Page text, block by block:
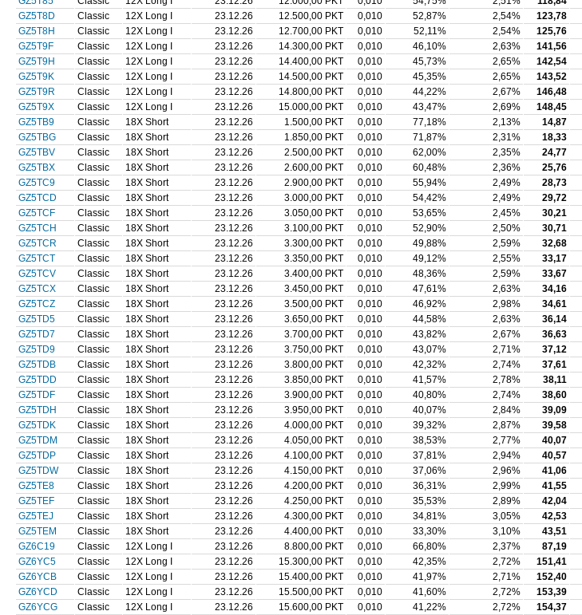
GZ5T8D
Classic 12X Long I 23.12.26 12.500,00 PKT 0,010 52,87% 2,54% 123,78
GZ5T8H
Classic 12X Long I 23.12.26 12.700,00 PKT 0,010 52,11% 2,54% 125,76
GZ5T9F
Classic 12X Long I 23.12.26 14.300,00 PKT 0,010 46,10% 2,63% 141,56
GZ5T9H
Classic 12X Long I 23.12.26 14.400,00 PKT 0,010 45,73% 2,65% 142,54
GZ5T9K
Classic 12X Long I 23.12.26 14.500,00 PKT 0,010 45,35% 2,65% 143,52
GZ5T9R
Classic 12X Long I 23.12.26 14.800,00 PKT 0,010 44,22% 2,67% 146,48
GZ5T9X
Classic 12X Long I 23.12.26 15.000,00 PKT 0,010 43,47% 2,69% 148,45
GZ5TB9
Classic 18X Short 23.12.26 1.500,00 PKT 0,010 77,18% 2,13% 14,87
GZ5TBG
Classic 18X Short 23.12.26 1.850,00 PKT 0,010 71,87% 2,31% 18,33
GZ5TBV
Classic 18X Short 23.12.26 2.500,00 PKT 0,010 62,00% 2,35% 24,77
GZ5TBX
Classic 18X Short 23.12.26 2.600,00 PKT 0,010 60,48% 2,36% 25,76
GZ5TC9
Classic 18X Short 23.12.26 2.900,00 PKT 0,010 55,94% 2,49% 28,73
GZ5TCD
Classic 18X Short 23.12.26 3.000,00 PKT 0,010 54,42% 2,49% 29,72
GZ5TCF
Classic 18X Short 23.12.26 3.050,00 PKT 0,010 53,65% 2,45% 30,21
GZ5TCH
Classic 18X Short 23.12.26 3.100,00 PKT 0,010 52,90% 2,50% 30,71
GZ5TCR
Classic 18X Short 23.12.26 3.300,00 PKT 0,010 49,88% 2,59% 32,68
GZ5TCT
Classic 18X Short 23.12.26 3.350,00 PKT 0,010 49,12% 2,55% 33,17
GZ5TCV
Classic 18X Short 23.12.26 3.400,00 PKT 0,010 48,36% 2,59% 33,67
GZ5TCX
Classic 18X Short 23.12.26 3.450,00 PKT 0,010 47,61% 2,63% 34,16
GZ5TCZ
Classic 18X Short 23.12.26 3.500,00 PKT 0,010 46,92% 2,98% 34,61
GZ5TD5
Classic 18X Short 23.12.26 3.650,00 PKT 0,010 44,58% 2,63% 36,14
GZ5TD7
Classic 18X Short 23.12.26 3.700,00 PKT 0,010 43,82% 2,67% 36,63
GZ5TD9
Classic 18X Short 23.12.26 3.750,00 PKT 0,010 43,07% 2,71% 37,12
GZ5TDB
Classic 18X Short 23.12.26 3.800,00 PKT 0,010 42,32% 2,74% 37,61
GZ5TDD
Classic 18X Short 23.12.26 3.850,00 PKT 0,010 41,57% 2,78% 38,11
GZ5TDF
Classic 18X Short 23.12.26 3.900,00 PKT 0,010 40,80% 2,74% 38,60
GZ5TDH
Classic 18X Short 23.12.26 3.950,00 PKT 0,010 40,07% 2,84% 39,09
GZ5TDK
Classic 18X Short 23.12.26 4.000,00 PKT 0,010 39,32% 2,87% 39,58
GZ5TDM
Classic 18X Short 23.12.26 4.050,00 PKT 0,010 38,53% 2,77% 40,07
GZ5TDP
Classic 18X Short 23.12.26 4.100,00 PKT 0,010 37,81% 2,94% 40,57
GZ5TDW
Classic 18X Short 23.12.26 4.150,00 PKT 0,010 37,06% 2,96% 41,06
GZ5TE8
Classic 18X Short 23.12.26 4.200,00 PKT 0,010 36,31% 2,99% 41,55
GZ5TEF
Classic 18X Short 23.12.26 4.250,00 PKT 0,010 35,53% 2,89% 42,04
GZ5TEJ
Classic 18X Short 23.12.26 4.300,00 PKT 0,010 34,81% 3,05% 42,53
GZ5TEM
Classic 18X Short 23.12.26 4.400,00 PKT 0,010 33,30% 3,10% 43,51
GZ6C19
Classic 12X Long I 23.12.26 8.800,00 PKT 0,010 66,80% 2,37% 87,19
GZ6YC5
Classic 12X Long I 23.12.26 15.300,00 PKT 0,010 42,35% 2,72% 151,41
GZ6YCB
Classic 12X Long I 23.12.26 15.400,00 PKT 0,010 41,97% 2,71% 152,40
GZ6YCD
Classic 12X Long I 23.12.26 15.500,00 PKT 0,010 41,60% 2,72% 153,39
GZ6YCG
Classic 12X Long I 23.12.26 15.600,00 PKT 0,010 41,22% 2,72% 154,37